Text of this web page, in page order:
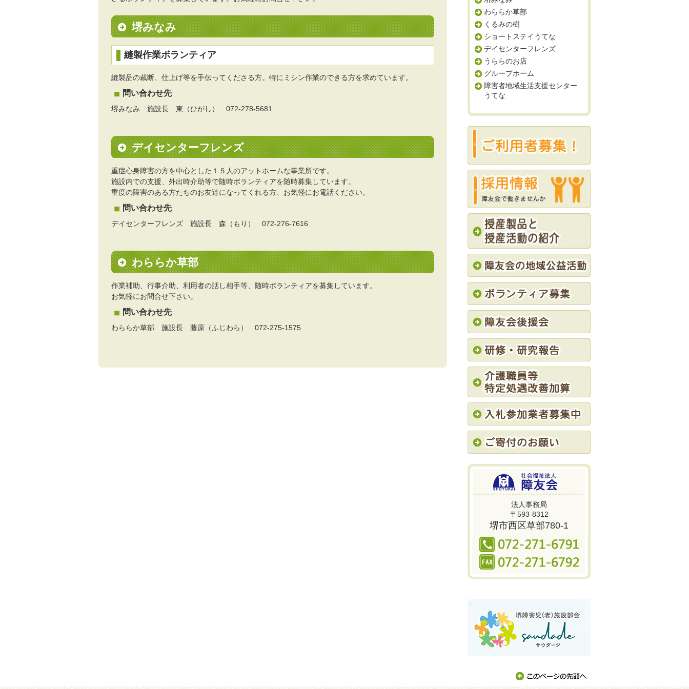
堺みなみ
縫製作業ボランティア
縫製品の裁断、仕上げ等を手伝ってくださる方。特にミシン作業のできる方を求めています。
問い合わせ先
堺みなみ 施設長 東（ひがし） 072-278-5681
デイセンターフレンズ
重症心身障害の方を中心とした１５人のアットホームな事業所です。
施設内での支援、外出時介助等で随時ボランティアを随時募集しています。
重度の障害のある方たちのお友達になってくれる方、お気軽にお電話ください。
問い合わせ先
デイセンターフレンズ 施設長 森（もり） 072-276-7616
わららか草部
作業補助、行事介助、利用者の話し相手等、随時ボランティアを募集しています。
お気軽にお問合せ下さい。
問い合わせ先
わららか草部 施設長 藤原（ふじわら） 072-275-1575
わららか草部
くるみの樹
ショートステイうてな
デイセンターフレンズ
うららのお店
グループホーム
障害者地域生活支援センター
うてな
法人事務局
〒593-8312
堺市西区草部780-1